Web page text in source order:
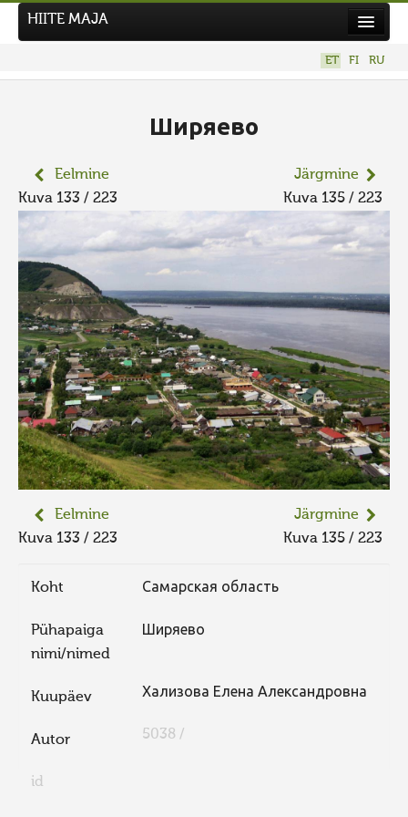
Kuvavõistlused
UUS KUVAVÕISTLUS
Hiite kuvavõistlus 2026
VANEMAD KUVAVÕISTLUSED
Kontakt
HIITE MAJA
ET FI RU
Ширяево
Eelmine
Kuva 133 / 223
Järgmine
Kuva 135 / 223
Eelmine
Kuva 133 / 223
Järgmine
Kuva 135 / 223
Koht Самарская область
Pühapaiga
nimi/nimed
Ширяево
Kuupäev
Autor
Хализова Елена Александровна
id
5038 /